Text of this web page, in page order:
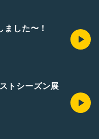
した〜！
トシーズン展